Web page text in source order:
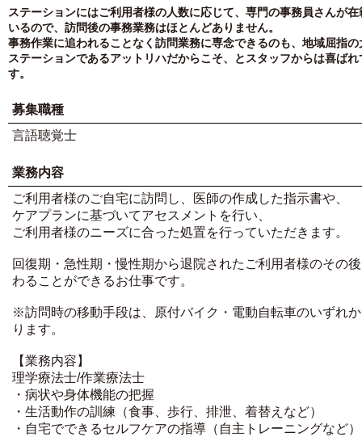
ステーションにはご利用者様の人数に応じて、専門の事務員さんが在
いるので、訪問後の事務業務はほとんどありません。
事務作業に追われることなく訪問業務に専念できるのも、地域屈指の
ステーションであるアットリハだからこそ、とスタッフからは喜ばれ
す。
募集職種
言語聴覚士
業務内容
ご利用者様のご自宅に訪問し、医師の作成した指示書や、
ケアプランに基づいてアセスメントを行い、
ご利用者様のニーズに合った処置を行っていただきます。
回復期・急性期・慢性期から退院されたご利用者様のその
わることができるお仕事です。
※訪問時の移動手段は、原付バイク・電動自転車のいずれ
ります。
【業務内容】
理学療法士/作業療法士
・病状や身体機能の把握
・生活動作の訓練（食事、歩行、排泄、着替えなど）
・自宅でできるセルフケアの指導（自主トレーニングなど）